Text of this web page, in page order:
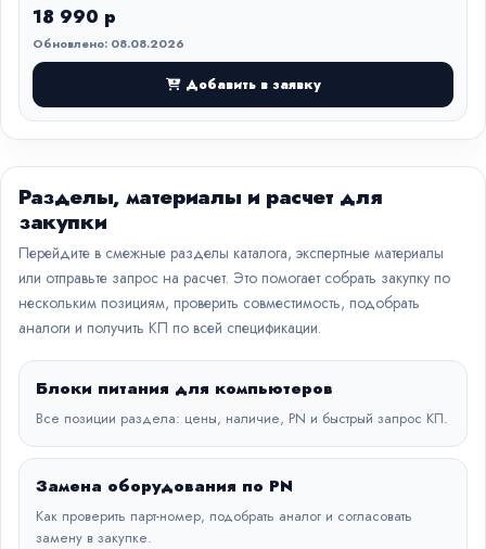
18 990 р
Обновлено: 08.08.2026
Добавить в заявку
Разделы, материалы и расчет для
закупки
Перейдите в смежные разделы каталога, экспертные материалы
или отправьте запрос на расчет. Это помогает собрать закупку по
нескольким позициям, проверить совместимость, подобрать
аналоги и получить КП по всей спецификации.
Блоки питания для компьютеров
Все позиции раздела: цены, наличие, PN и быстрый запрос КП.
Замена оборудования по PN
Как проверить парт-номер, подобрать аналог и согласовать
замену в закупке.